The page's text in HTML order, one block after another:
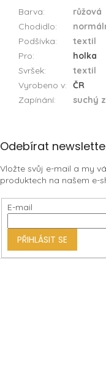
Barva:
růžová
Chodidlo:
Podšívka:
textil
Pro:
holka
Svršek:
textil
Vyrobeno v:
ČR
Zapínání: suchý
Z
p
a
t
Odebírat
Vložte svůj e-mail a my
produktech na našem e-
E-mail
PŘIHLÁSIT SE